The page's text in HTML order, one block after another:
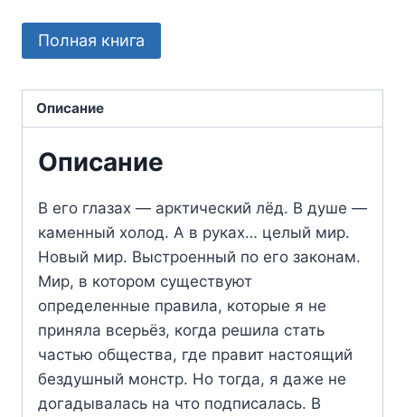
Полная книга
Описание
Описание
В его глазах — арктический лёд. В душе —
каменный холод. А в руках… целый мир.
Новый мир. Выстроенный по его законам.
Мир, в котором существуют
определенные правила, которые я не
приняла всерьёз, когда решила стать
частью общества, где правит настоящий
бездушный монстр. Но тогда, я даже не
догадывалась на что подписалась. В